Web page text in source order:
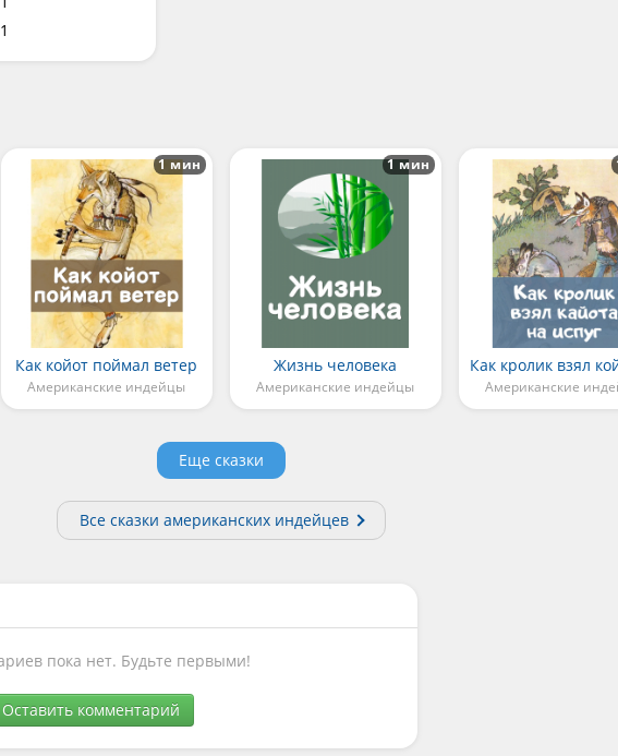
1
Как койот поймал ветер
Американские индейцы
1 мин
Жизнь человека
Американские индейцы
1 мин
Американские
Еще сказки
Все сказки американских индейцев
пока нет. Будьте первыми!
Оставить комментарий